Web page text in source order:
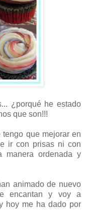
¿porqué he estado
que son!!!
que mejorar en
ir con prisas ni con
manera ordenada y
animado de nuevo
encantan y voy a
hoy me ha dado por